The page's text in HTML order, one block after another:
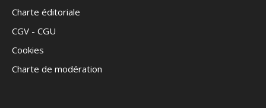
Charte éditoriale
CGV - CGU
Cookies
Charte de modération